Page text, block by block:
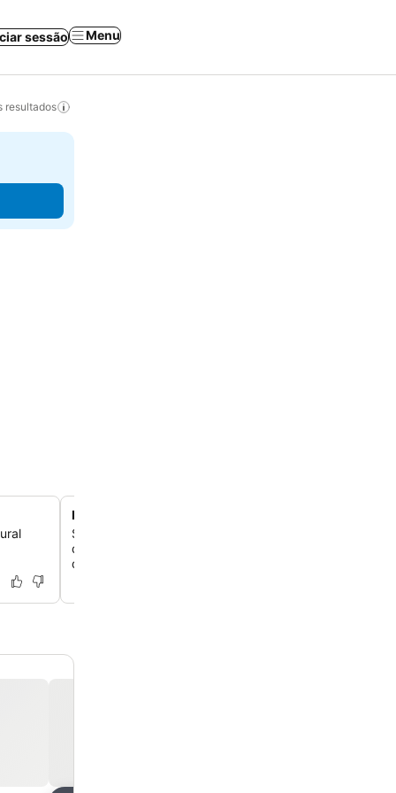
sessão Menu
resultados
Refeições ao ar livre
Saboreie refeições deliciosas na charmosa sala de
que oferece um ambiente encantador para o café da
delícias culinárias.